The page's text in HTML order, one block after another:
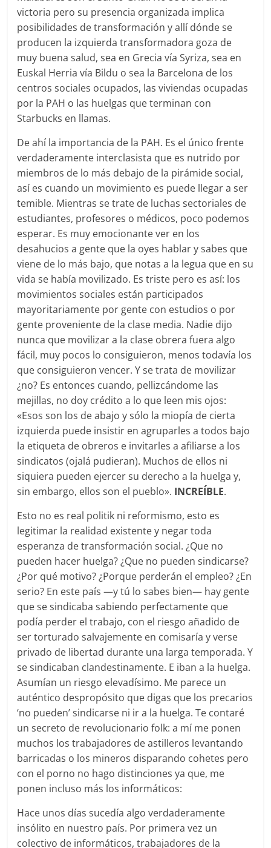
victoria pero su presencia organizada implica
posibilidades de transformación y allí dónde se
producen la izquierda transformadora goza de
muy buena salud, sea en Grecia vía Syriza, sea en
Euskal Herria vía Bildu o sea la Barcelona de los
centros sociales ocupados, las viviendas ocupadas
por la PAH o las huelgas que terminan con
Starbucks en llamas.
De ahí la importancia de la PAH. Es el único frente
verdaderamente interclasista que es nutrido por
miembros de lo más debajo de la pirámide social,
así es cuando un movimiento es puede llegar a ser
temible. Mientras se trate de luchas sectoriales de
estudiantes, profesores o médicos, poco podemos
esperar. Es muy emocionante ver en los
desahucios a gente que la oyes hablar y sabes que
viene de lo más bajo, que notas a la legua que en su
vida se había movilizado. Es triste pero es así: los
movimientos sociales están participados
mayoritariamente por gente con estudios o por
gente proveniente de la clase media. Nadie dijo
nunca que movilizar a la clase obrera fuera algo
fácil, muy pocos lo consiguieron, menos todavía los
que consiguieron vencer. Y se trata de movilizar
¿no? Es entonces cuando, pellizcándome las
mejillas, no doy crédito a lo que leen mis ojos:
«Esos son los de abajo y sólo la miopía de cierta
izquierda puede insistir en agruparles a todos bajo
la etiqueta de obreros e invitarles a afiliarse a los
sindicatos (ojalá pudieran). Muchos de ellos ni
siquiera pueden ejercer su derecho a la huelga y,
sin embargo, ellos son el pueblo». INCREÍBLE.
Esto no es real politik ni reformismo, esto es
legitimar la realidad existente y negar toda
esperanza de transformación social. ¿Que no
pueden hacer huelga? ¿Que no pueden sindicarse?
¿Por qué motivo? ¿Porque perderán el empleo? ¿En
serio? En este país —y tú lo sabes bien— hay gente
que se sindicaba sabiendo perfectamente que
podía perder el trabajo, con el riesgo añadido de
ser torturado salvajemente en comisaría y verse
privado de libertad durante una larga temporada. Y
se sindicaban clandestinamente. E iban a la huelga.
Asumían un riesgo elevadísimo. Me parece un
auténtico despropósito que digas que los precarios
‘no pueden’ sindicarse ni ir a la huelga. Te contaré
un secreto de revolucionario folk: a mí me ponen
muchos los trabajadores de astilleros levantando
barricadas o los mineros disparando cohetes pero
con el porno no hago distinciones ya que, me
ponen incluso más los informáticos:
Hace unos días sucedía algo verdaderamente
insólito en nuestro país. Por primera vez un
colectivo de informáticos, trabajadores de la